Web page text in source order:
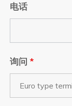
电话
询问 *